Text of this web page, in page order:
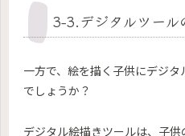
3-3.デジタルツール
一方で、絵を描く子供にデジ
でしょうか？
デジタル絵描きツールは、子